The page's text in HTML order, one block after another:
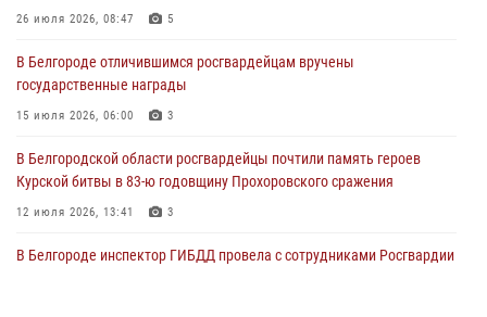
Росгвардейцы оказали помощь пострадавшему в результате атаки
01 августа 2026, 16:43
26 июля 2026, 08:47 5
В Белгороде отличившимся росгвардейцам вручены
государственные награды
15 июля 2026, 06:00 3
В Белгородской области росгвардейцы почтили память героев
Курской битвы в 83-ю годовщину Прохоровского сражения
12 июля 2026, 13:41 3
В Белгороде инспектор ГИБДД провела с сотрудниками Росгвардии